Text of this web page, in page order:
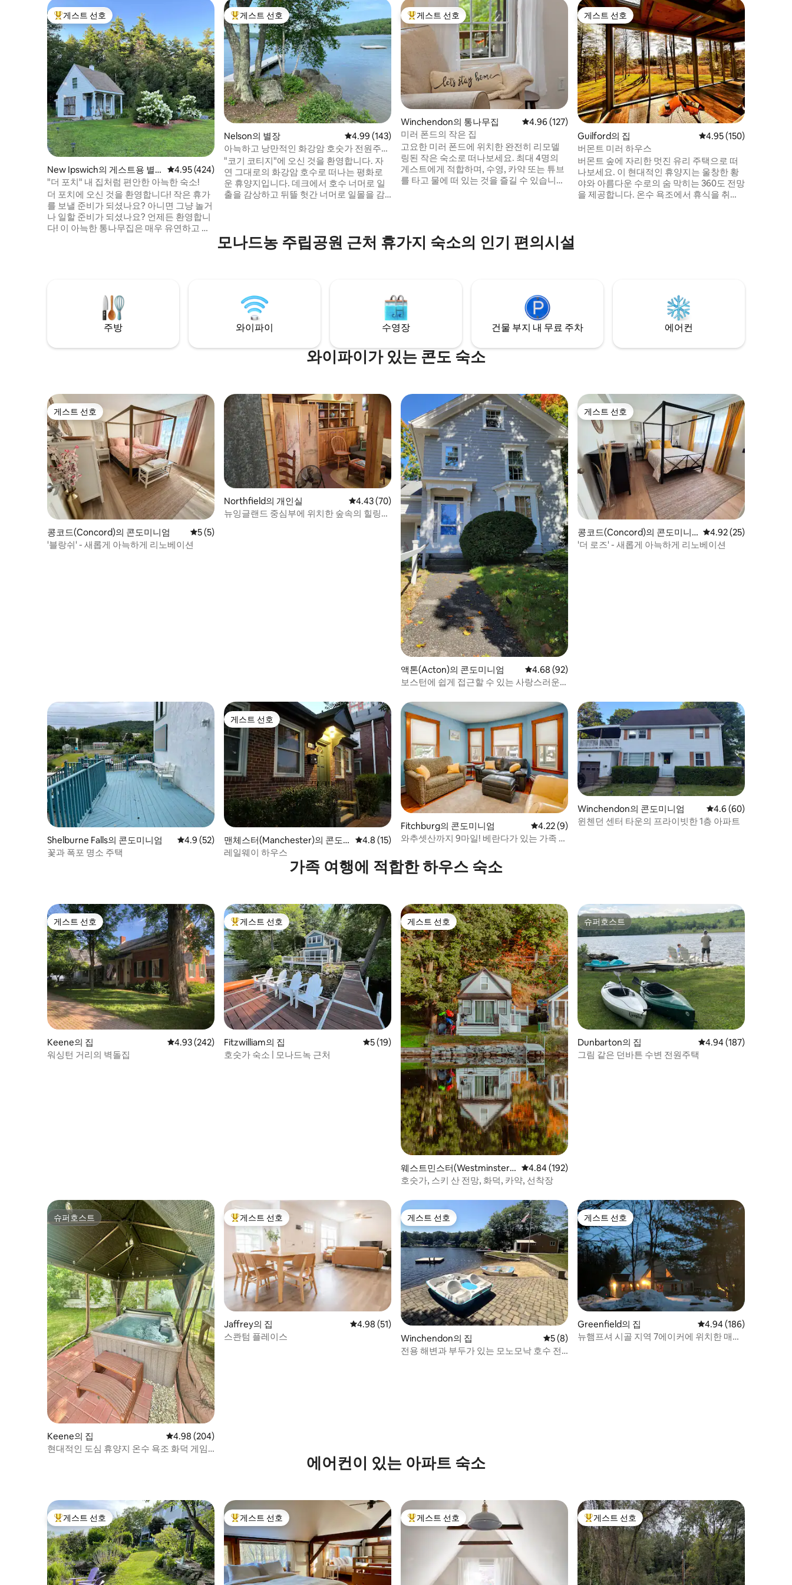
상위 게스트 선호
게스트 선호
New Ipswich의 게스트용 별
채
평점 4.95점(5점 만점), 후기 424개
4.95 (424)
"더 포치" 내 집처럼 편안한 아늑한 숙소!
더 포치에 오신 것을 환영합니다! 작은 휴가
를 보낼 준비가 되셨나요? 아니면 그냥 놀거
나 일할 준비가 되셨나요? 언제든 환영합니
다! 이 아늑한 통나무집은 매우 유연하고 사
이 저희 집 뒷마당에 있습니다. 다른 정보도
거기에 나열되어 있습니다! 정보 책자는 방
에 있습니다! 환영합니다! (반려동물 동반 불
상위 게스트 선호
게스트 선호
Nelson의 별장 평점 4.99점(5점 만점), 후기 143개
4.99 (143)
아늑하고 낭만적인 화강암 호숫가 전원주택
휴양지
"코기 코티지"에 오신 것을 환영합니다. 자
연 그대로의 화강암 호수로 떠나는 평화로
운 휴양지입니다. 데크에서 호수 너머로 일
출을 감상하고 뒤뜰 헛간 너머로 일몰을 감
전거로 이용할 수 있는 3마일 호수 도로. 이
지역에는 많은 하이킹 트레일이 있고 모나
있습니다.
상위 게스트 선호
게스트 선호
Winchendon의 통나무집 평점 4.96점(5점 만점), 후기 127개
4.96 (127)
미러 폰드의 작은 집
고요한 미러 폰드에 위치한 완전히 리모델
링된 작은 숙소로 떠나보세요. 최대 4명의
게스트에게 적합하며, 수영, 카약 또는 튜브
를 타고 물에 떠 있는 것을 즐길 수 있습니다.
운 근무 휴양을 위한 공간으로도 이상적입
니다. 휴식을 취하거나 업무를 마무리하기
게스트 선호
게스트 선호
Guilford의 집 평점 4.95점(5점 만점),
4.95 (150)
버몬트 미러 하우스
버몬트 숲에 자리한 멋진 유리 주택으로 떠
나보세요. 이 현대적인 휴양지는 울창한 황
야와 아름다운 수로의 숨 막히는 360도 전망
을 제공합니다. 온수 욕조에서 휴식을 취하
모나드농 주립공원 근처 휴가지 숙소의 인기 편의시설
주방 와이파이 수영장 건물 부지 내 무료 주차 에어컨
와이파이가 있는 콘도 숙소
게스트 선호
게스트 선호
콩코드(Concord)의 콘도미니엄 평점 5점(5점 만점), 후기 5개
5 (5)
'블랑쉬' - 새롭게 아늑하게 리노베이션
Northfield의 개인실 평점 4.43점(5점 만점), 후기 70개
4.43 (70)
뉴잉글랜드 중심부에 위치한 숲속의 힐링
액톤(Acton)의 콘도미니엄 평점 4.68점(5점 만점), 후기 92개
4.68 (92)
보스턴에 쉽게 접근할 수 있는 사랑스러운
게스트 선호
게스트 선호
콩코드(Concord)의 콘도미니
엄
평점 4.92점(5점 만점
4.92 (25)
'더 로즈' - 새롭게 아늑하게 리노베이션
Shelburne Falls의 콘도미니엄 평점 4.9점(5점 만점), 후기 52개
4.9 (52)
꽃과 폭포 명소 주택
게스트 선호
게스트 선호
맨체스터(Manchester)의 콘도
미니엄
평점 4.8점(5점 만점), 후기 15개
4.8 (15)
레일웨이 하우스
Fitchburg의 콘도미니엄 평점 4.22점(5점 만점), 후기 9개
4.22 (9)
와추셋산까지 9마일! 베란다가 있는 가족 숙
Winchendon의 콘도미니엄 평점 4.6점(5점 만점),
4.6 (60)
윈첸던 센터 타운의 프라이빗한 1층 아파트
가족 여행에 적합한 하우스 숙소
게스트 선호
게스트 선호
Keene의 집 평점 4.93점(5점 만점), 후기 242개
4.93 (242)
워싱턴 거리의 벽돌집
상위 게스트 선호
게스트 선호
Fitzwilliam의 집 평점 5점(5점 만점), 후기 19개
5 (19)
호숫가 숙소 | 모나드녹 근처
게스트 선호
게스트 선호
웨스트민스터(Westminster)
의 집
평점 4.84점(5점 만점), 후기 192개
4.84 (192)
호숫가, 스키 산 전망, 화덕, 카약, 선착장
슈퍼호스트
슈퍼호스트
Dunbarton의 집 평점 4.94점(5점 만점),
4.94 (187)
그림 같은 던바튼 수변 전원주택
슈퍼호스트
슈퍼호스트
Keene의 집 평점 4.98점(5점 만점), 후기 204개
4.98 (204)
현대적인 도심 휴양지 온수 욕조 화덕 게임
상위 게스트 선호
게스트 선호
Jaffrey의 집 평점 4.98점(5점 만점), 후기 51개
4.98 (51)
스콴텀 플레이스
게스트 선호
게스트 선호
Winchendon의 집 평점 5점(5점 만점), 후기 8개
5 (8)
전용 해변과 부두가 있는 모노모낙 호수 전
게스트 선호
게스트 선호
Greenfield의 집 평점 4.94점(5점 만점),
4.94 (186)
뉴햄프셔 시골 지역 7에이커에 위치한 매력
에어컨이 있는 아파트 숙소
상위 게스트 선호
게스트 선호 상위 게스트 선호
게스트 선호 상위 게스트 선호
게스트 선호 상위 게스트 선호
게스트 선호